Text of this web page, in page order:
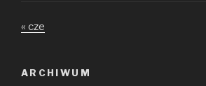
« cze
ARCHIWUM